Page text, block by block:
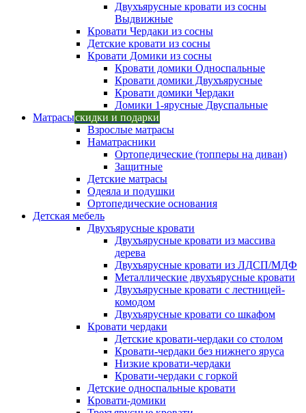
Двухъярусные кровати из сосны
Выдвижные
Кровати Чердаки из сосны
Детские кровати из сосны
Кровати Домики из сосны
Кровати домики Односпальные
Кровати домики Двухъярусные
Кровати домики Чердаки
Домики 1-ярусные Двуспальные
Матрасыскидки и подарки
Взрослые матрасы
Наматрасники
Ортопедические (топперы на диван)
Защитные
Детские матрасы
Одеяла и подушки
Ортопедические основания
Детская мебель
Двухъярусные кровати
Двухъярусные кровати из массива
дерева
Двухъярусные кровати из ЛДСП/МДФ
Металлические двухъярусные кровати
Двухъярусные кровати с лестницей-
комодом
Двухъярусные кровати со шкафом
Кровати чердаки
Детские кровати-чердаки со столом
Кровати-чердаки без нижнего яруса
Низкие кровати-чердаки
Кровати-чердаки с горкой
Детские односпальные кровати
Кровати-домики